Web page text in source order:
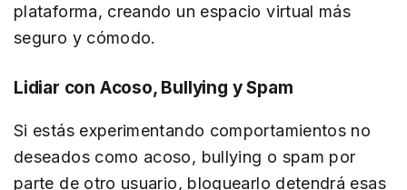
plataforma, creando un espacio virtual más
seguro y cómodo.
Lidiar con Acoso, Bullying y Spam
Si estás experimentando comportamientos no
deseados como acoso, bullying o spam por
parte de otro usuario, bloquearlo detendrá esas